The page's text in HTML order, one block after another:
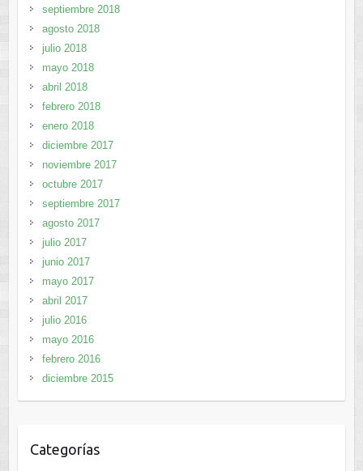
septiembre 2018
agosto 2018
julio 2018
mayo 2018
abril 2018
febrero 2018
enero 2018
diciembre 2017
noviembre 2017
octubre 2017
septiembre 2017
agosto 2017
julio 2017
junio 2017
mayo 2017
abril 2017
julio 2016
mayo 2016
febrero 2016
diciembre 2015
Categorías